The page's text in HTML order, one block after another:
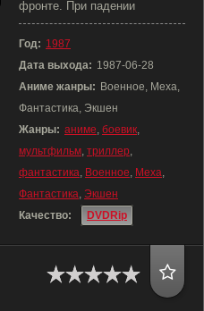
фронте. При падении
Год: 1987
Дата выхода: 1987-06-28
Аниме жанры: Военное, Меха,
Фантастика, Экшен
Жанры: аниме, боевик,
мультфильм, триллер,
фантастика, Военное, Меха,
Фантастика, Экшен
Качество:
DVDRip